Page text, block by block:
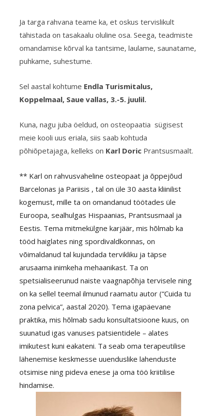
Ja targa rahvana teame ka, et oskus tervislikult
tähistada on tasakaalu oluline osa. Seega, teadmiste
omandamise kõrval ka tantsime, laulame, saunatame,
puhkame, suhestume.
Sel aastal kohtume Endla Turismitalus,
Koppelmaal, Saue vallas, 3.-5. juulil.
Kuna, nagu juba öeldud, on osteopaatia sügisest
meie kooli uus eriala, siis saab kohtuda
põhiõpetajaga, kelleks on Karl Doric Prantsusmaalt.
** Karl on rahvusvaheline osteopaat ja õppejõud
Barcelonas ja Pariisis , tal on üle 30 aasta kliinilist
kogemust, mille ta on omandanud töötades üle
Euroopa, sealhulgas Hispaanias, Prantsusmaal ja
Eestis. Tema mitmekülgne karjäär, mis hõlmab ka
tööd haiglates ning spordivaldkonnas, on
võimaldanud tal kujundada tervikliku ja täpse
arusaama inimkeha mehaanikast. Ta on
spetsialiseerunud naiste vaagnapõhja tervisele ning
on ka sellel teemal ilmunud raamatu autor (“Cuida tu
zona pelvica”, aastal 2020). Tema igapäevane
praktika, mis hõlmab sadu konsultatsioone kuus, on
suunatud igas vanuses patsientidele – alates
imikutest kuni eakateni. Ta seab oma terapeutilise
lähenemise keskmesse uuenduslike lahenduste
otsimise ning pideva enese ja oma töö kriitilise
hindamise.